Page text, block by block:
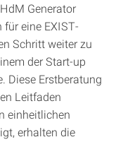
Generator
eine EXIST-
Schritt weiter zu
der Start-up
Diese Erstberatung
Leitfaden
einheitlichen
erhalten die